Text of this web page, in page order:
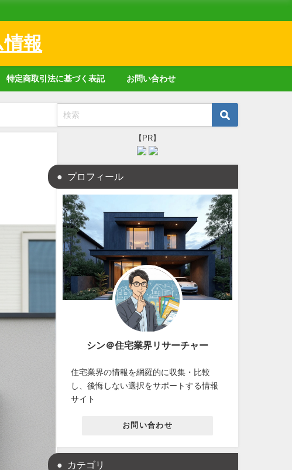
報
特定商取引法に基づく表記 お問い合わせ
【PR】
プロフィール
シン＠住宅業界リサーチャー
住宅業界の情報を網羅的に収集・比較
し、後悔しない選択をサポートする情報
サイト
お問い合わせ
カテゴリ